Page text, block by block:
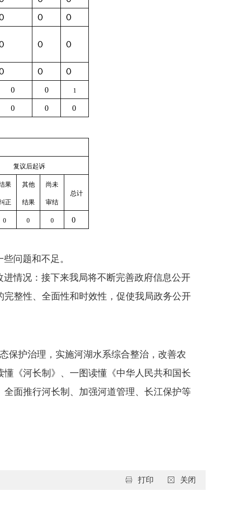
０ ０
０ ０
０ ０
0 0 1
0 0 0
复议后起诉
果
正
其他
结果
尚未
审结
总计
0 0 0 0
问题和不足。
情况：接下来我局将不断完善政府信息公开
整性、全面性和时效性，促使我局政务公开
保护治理，实施河湖水系综合整治，改善农
《河长制》、一图读懂《中华人民共和国长
面推行河长制、加强河道管理、长江保护等
打印 关闭